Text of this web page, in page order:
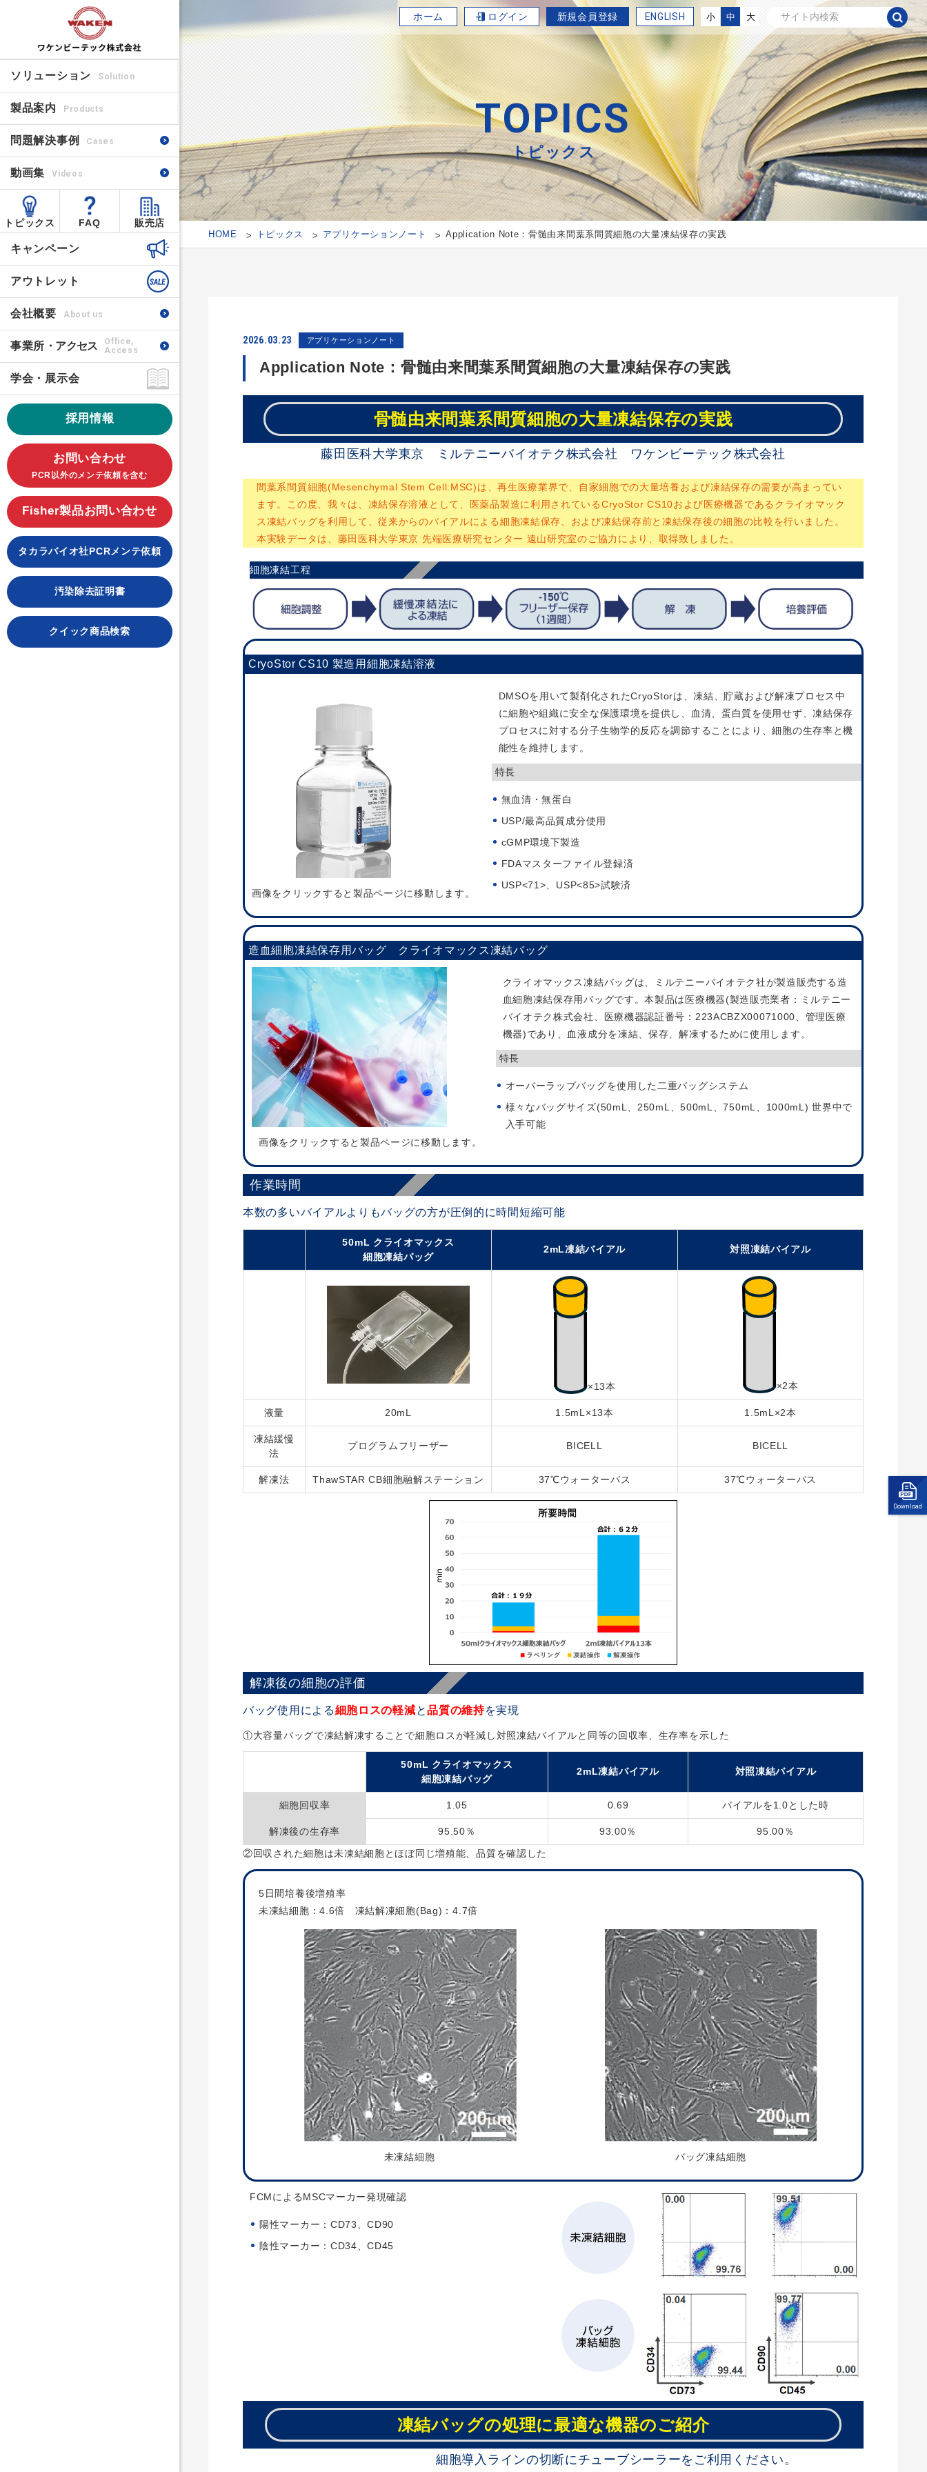
小 中 大
ENGLISH
ログイン 新規会員登録
ホーム
ソリューション Solution
製品案内 Products
問題解決事例 Cases
動画集 Videos
トピックス FAQ 販売店
キャンペーン
アウトレット
会社概要 About us
事業所 ・アクセス
Office,
Access
学会・展示会
採用情報
お問い合わせ
PCR以外のメンテ依頼を含む
Fisher製品お問い合わせ
タカラバイオ社PCRメンテ依頼
汚染除去証明書
クイック商品検索
TOPICS
トピックス
HOME トピックス アプリケーションノート Application Note：骨髄由来間葉系間質細胞の大量凍結保存の実践
2026.03.23 アプリケーションノート
Application Note：骨髄由来間葉系間質細胞の大量凍結保存の実践
骨髄由来間葉系間質細胞の大量凍結保存の実践
藤田医科大学東京 ミルテニーバイオテク株式会社 ワケンビーテック株式会社
間葉系間質細胞(Mesenchymal Stem Cell:MSC)は、再生医療業界で、自家細胞での大量培養および凍結保存の需要が高まってい
ます。この度、我々は、凍結保存溶液として、医薬品製造に利用されているCryoStor CS10および医療機器であるクライオマック
ス凍結バッグを利用して、従来からのバイアルによる細胞凍結保存、および凍結保存前と凍結保存後の細胞の比較を行いました。
本実験データは、藤田医科大学東京 先端医療研究センター 遠山研究室のご協力により、取得致しました。
細胞凍結工程
CryoStor CS10 製造用細胞凍結溶液
画像をクリックすると製品ページに移動します。
DMSOを用いて製剤化されたCryoStorは、凍結、貯蔵および解凍プロセス中
に細胞や組織に安全な保護環境を提供し、血清、蛋白質を使用せず、凍結保存
プロセスに対する分子生物学的反応を調節することにより、細胞の生存率と機
能性を維持します。
特長
無血清・無蛋白
USP/最高品質成分使用
cGMP環境下製造
FDAマスターファイル登録済
USP<71>、USP<85>試験済
造血細胞凍結保存用バッグ クライオマックス凍結バッグ
画像をクリックすると製品ページに移動します。
クライオマックス凍結バッグは、ミルテニーバイオテク社が製造販売する造
血細胞凍結保存用バッグです。本製品は医療機器(製造販売業者：ミルテニー
バイオテク株式会社、医療機器認証番号：223ACBZX00071000、管理医療
機器)であり、血液成分を凍結、保存、解凍するために使用します。
特長
オーバーラップバッグを使用した二重バッグシステム
様々なバッグサイズ(50mL、250mL、500mL、750mL、1000mL) 世界中で
入手可能
作業時間
本数の多いバイアルよりもバッグの方が圧倒的に時間短縮可能
50mL クライオマックス
細胞凍結バッグ
2mL凍結バイアル 対照凍結バイアル
×13本 ×2本
液量 20mL 1.5mL×13本 1.5mL×2本
凍結緩慢
法
プログラムフリーザー BICELL BICELL
解凍法 ThawSTAR CB細胞融解ステーション 37℃ウォーターバス 37℃ウォーターバス
解凍後の細胞の評価
バッグ使用による細胞ロスの軽減と品質の維持を実現
①大容量バッグで凍結解凍することで細胞ロスが軽減し対照凍結バイアルと同等の回収率、生存率を示した
50mL クライオマックス
細胞凍結バッグ
2mL凍結バイアル 対照凍結バイアル
細胞回収率 1.05 0.69 バイアルを1.0とした時
解凍後の生存率 95.50％ 93.00％
95.00％
②回収された細胞は未凍結細胞とほぼ同じ増殖能、品質を確認した
5日間培養後増殖率
未凍結細胞：4.6倍 凍結解凍細胞(Bag)：4.7倍
未凍結細胞 バッグ凍結細胞
FCMによるMSCマーカー発現確認
陽性マーカー：CD73、CD90
陰性マーカー：CD34、CD45
凍結バッグの処理に最適な機器のご紹介
細胞導入ラインの切断にチューブシーラーをご利用ください。
Download